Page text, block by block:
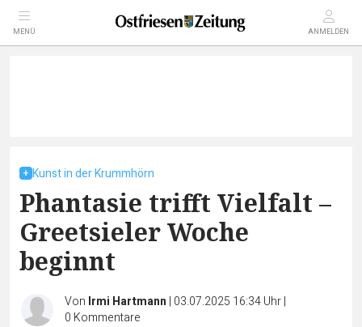
MENÜ ANMELDEN
Kunst in der Krummhörn
Phantasie trifft Vielfalt –
Greetsieler Woche
beginnt
Von Irmi Hartmann | 03.07.2025 16:34 Uhr|
0 Kommentare